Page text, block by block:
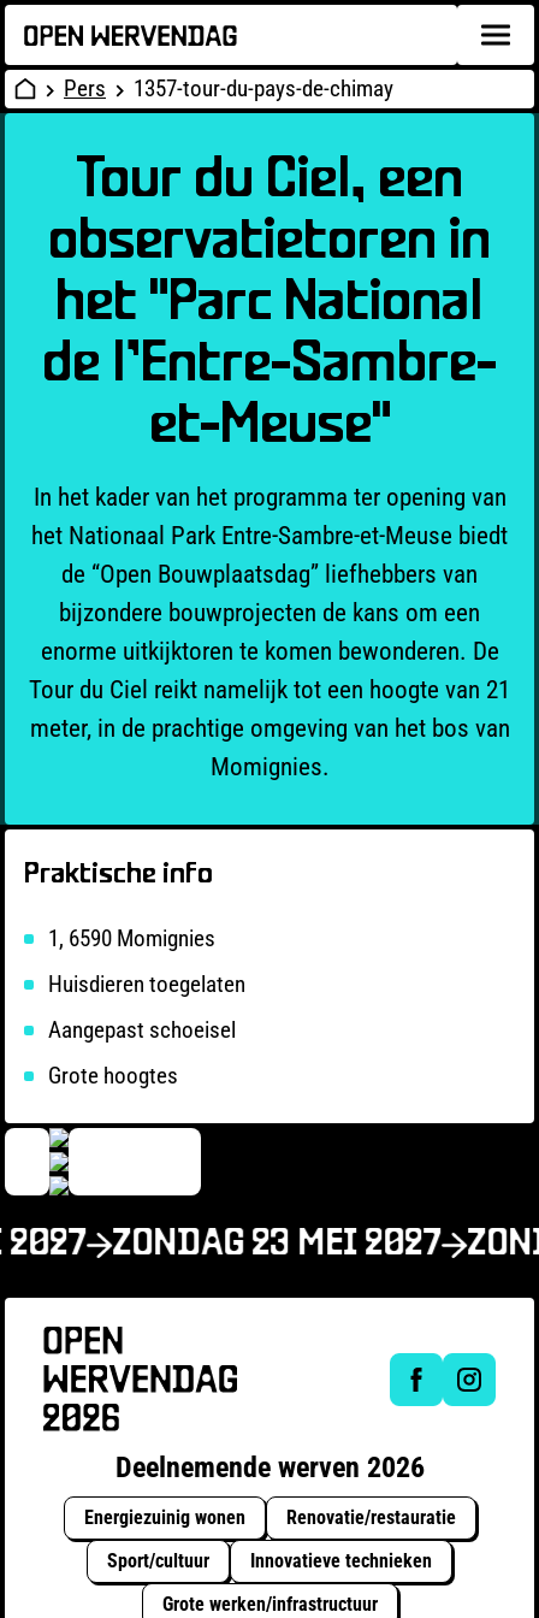
Pers 1357-tour-du-pays-de-chimay
Tour du Ciel, een
observatietoren in
het "Parc National
de l’Entre-Sambre-
et-Meuse"
In het kader van het programma ter opening van
het Nationaal Park Entre-Sambre-et-Meuse biedt
de “Open Bouwplaatsdag” liefhebbers van
bijzondere bouwprojecten de kans om een
enorme uitkijktoren te komen bewonderen. De
Tour du Ciel reikt namelijk tot een hoogte van 21
meter, in de prachtige omgeving van het bos van
Momignies.
Praktische info
1, 6590 Momignies
Huisdieren toegelaten
Aangepast schoeisel
Grote hoogtes
2027 ZONDAG 23 MEI 2027
Deelnemende werven 2026
Energiezuinig wonen
Renovatie/restauratie
Sport/cultuur
Innovatieve technieken
Grote werken/infrastructuur